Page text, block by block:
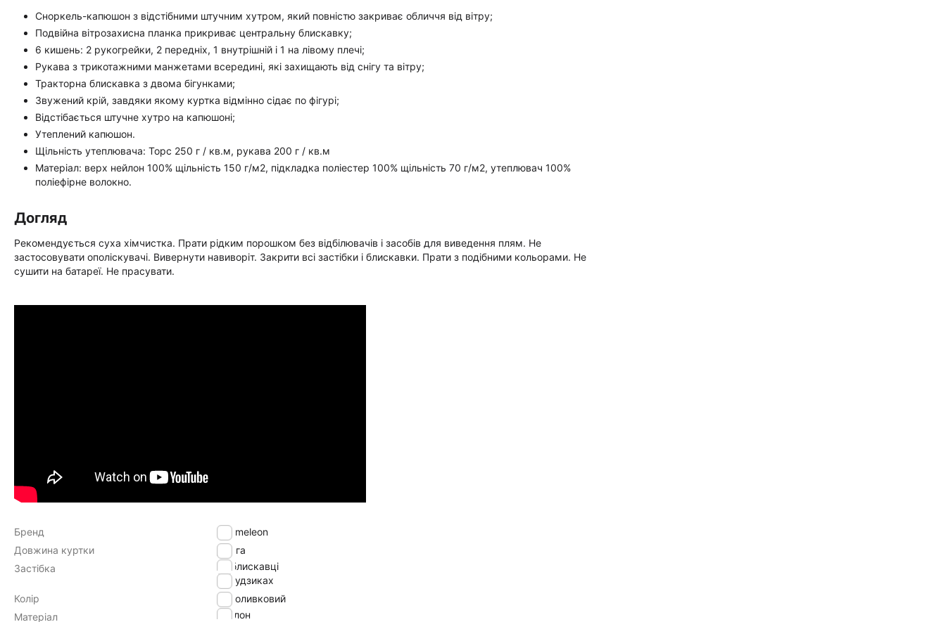
Сноркель-капюшон з відстібними штучним хутром, який повністю закриває обличчя від вітру;
Подвійна вітрозахисна планка прикриває центральну блискавку;
6 кишень: 2 рукогрейки, 2 передніх, 1 внутрішній і 1 на лівому плечі;
Рукава з трикотажними манжетами всередині, які захищають від снігу та вітру;
Тракторна блискавка з двома бігунками;
Звужений крій, завдяки якому куртка відмінно сідає по фігурі;
Відстібається штучне хутро на капюшоні;
Утеплений капюшон.
Щільність утеплювача: Торс 250 г / кв.м, рукава 200 г / кв.м
Матеріал: верх нейлон 100% щільність 150 г/м2, підкладка поліестер 100% щільність 70 г/м2, утеплювач 100%
поліефірне волокно.
Догляд
Рекомендується суха хімчистка. Прати рідким порошком без відбілювачів і засобів для виведення плям. Не
застосовувати ополіскувачі. Вивернути навиворіт. Закрити всі застібки і блискавки. Прати з подібними кольорами. Не
сушити на батареї. Не прасувати.
Бренд
Chameleon
Довжина куртки
Довга
Застібка
на блискавці
на ґудзиках
Колір
оливковий
Матеріал
нейлон